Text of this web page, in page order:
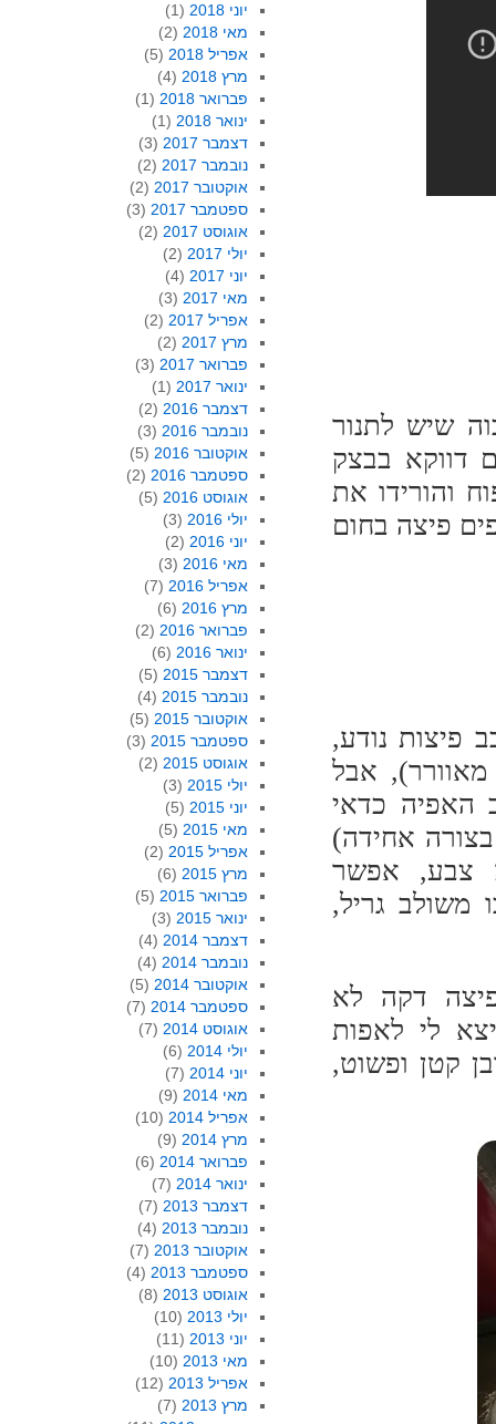
שיש לתנור
אם דווקא בבצק
והורידו את
אופים פיצה בחום
פיצות נודע,
אבל
האפיה כדאי
אחידה)
צבע, אפשר
גריל,
פיצה דקה לא
יצא לי לאפות
קטן ופשוט,
יוני 2018
(1)
מאי 2018
(2)
אפריל 2018
(5)
מרץ 2018
(4)
פברואר 2018
(1)
ינואר 2018
(1)
דצמבר 2017
(3)
נובמבר 2017
(2)
אוקטובר 2017
(2)
ספטמבר 2017
(3)
אוגוסט 2017
(2)
יולי 2017
(2)
יוני 2017
(4)
מאי 2017
(3)
אפריל 2017
(2)
מרץ 2017
(2)
פברואר 2017
(3)
ינואר 2017
(1)
דצמבר 2016
(2)
נובמבר 2016
(3)
אוקטובר 2016
(5)
ספטמבר 2016
(2)
אוגוסט 2016
(5)
יולי 2016
(3)
יוני 2016
(2)
מאי 2016
(3)
אפריל 2016
(7)
מרץ 2016
(6)
פברואר 2016
(2)
ינואר 2016
(6)
דצמבר 2015
(5)
נובמבר 2015
(4)
אוקטובר 2015
(5)
ספטמבר 2015
(3)
אוגוסט 2015
(2)
יולי 2015
(3)
יוני 2015
(5)
מאי 2015
(5)
אפריל 2015
(2)
מרץ 2015
(6)
פברואר 2015
(5)
ינואר 2015
(3)
דצמבר 2014
(4)
נובמבר 2014
(4)
אוקטובר 2014
(5)
ספטמבר 2014
(7)
אוגוסט 2014
(7)
יולי 2014
(6)
יוני 2014
(7)
מאי 2014
(9)
אפריל 2014
(10)
מרץ 2014
(9)
פברואר 2014
(6)
ינואר 2014
(7)
דצמבר 2013
(7)
נובמבר 2013
(4)
אוקטובר 2013
(7)
ספטמבר 2013
(4)
אוגוסט 2013
(8)
יולי 2013
(10)
יוני 2013
(11)
מאי 2013
(10)
אפריל 2013
(12)
מרץ 2013
(7)